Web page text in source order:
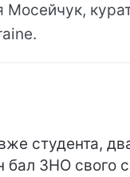
Мосейчук,
студента,
бал ЗНО свого